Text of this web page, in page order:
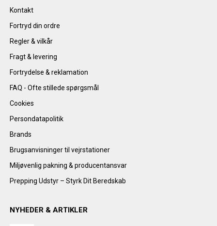
Kontakt
Fortryd din ordre
Regler & vilkår
Fragt & levering
Fortrydelse & reklamation
FAQ - Ofte stillede spørgsmål
Cookies
Persondatapolitik
Brands
Brugsanvisninger til vejrstationer
Miljøvenlig pakning & producentansvar
Prepping Udstyr – Styrk Dit Beredskab
NYHEDER & ARTIKLER